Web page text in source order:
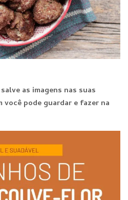
as imagens nas suas
você pode guardar e fazer na